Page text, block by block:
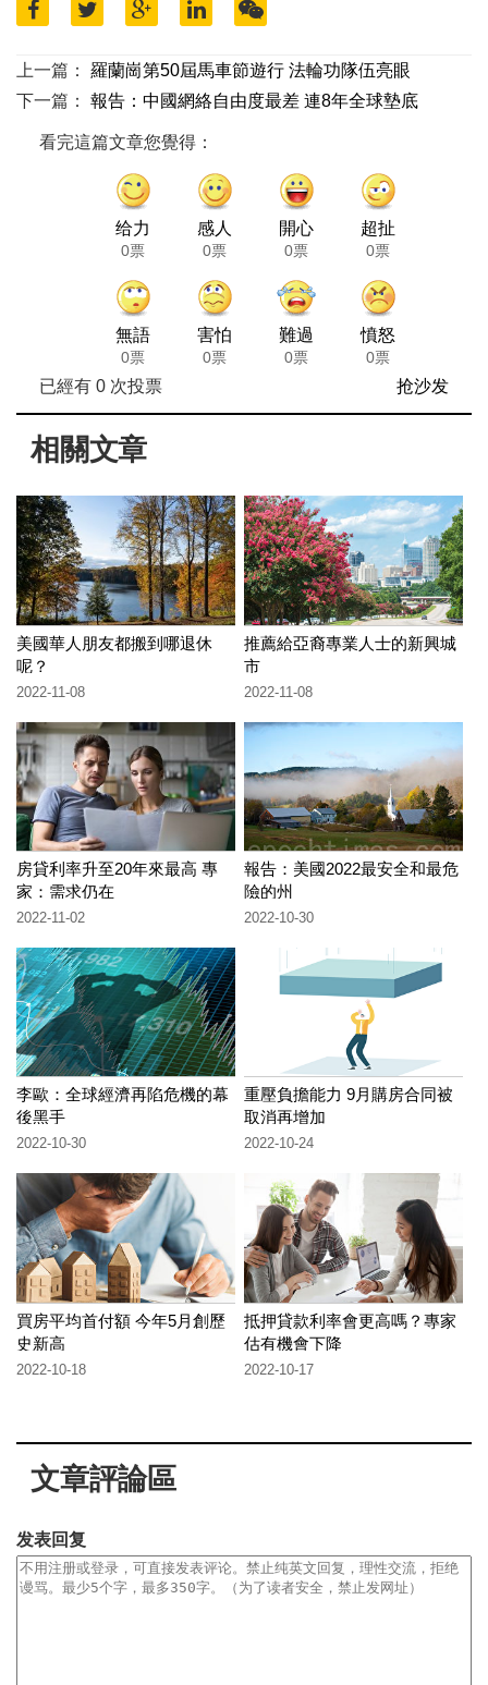
上一篇：
羅蘭崗第50屆馬車節遊行 法輪功隊伍亮眼
下一篇：
報告：中國網絡自由度最差 連8年全球墊底
看完這篇文章您覺得：
给力
0票
感人
0票
開心
0票
超扯
0票
無語
0票
害怕
0票
難過
0票
憤怒
0票
已經有 0次投票 抢沙发
相關文章
美國華人朋友都搬到哪退休
呢？
2022-11-08
推薦給亞裔專業人士的新興城
市
2022-11-08
房貸利率升至20年來最高 專
家：需求仍在
2022-11-02
報告：美國2022最安全和最危
險的州
2022-10-30
李歐：全球經濟再陷危機的幕
後黑手
2022-10-30
重壓負擔能力 9月購房合同被
取消再增加
2022-10-24
買房平均首付額 今年5月創歷
史新高
2022-10-18
抵押貸款利率會更高嗎？專家
估有機會下降
2022-10-17
文章評論區
发表回复